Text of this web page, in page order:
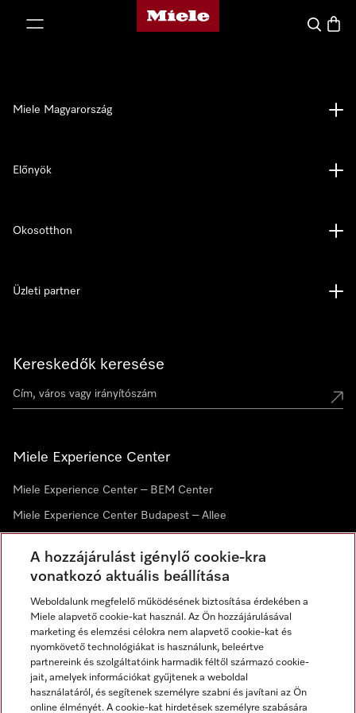
Miele honlapja
Kereses
Kereskedők keresése
Miele Experience Center
Miele Experience Center – BEM Center
Miele Experience Center Budapest – Allee
Hírlevél
Miele Magyarország
Előnyök
Okosotthon
Üzleti partner
A hozzájárulást igénylő cookie-kra
vonatkozó aktuális beállítása
Weboldalunk megfelelő működésének biztosítása érdekében a
Miele alapvető cookie-kat használ. Az Ön hozzájárulásával
marketing és elemzési célokra nem alapvető cookie-kat és
nyomkövető technológiákat is használunk, beleértve
partnereink és szolgáltatóink harmadik féltől származó cookie-
jait, amelyek információkat gyűjtenek a weboldal
használatáról, és segítenek személyre szabni és javítani az Ön
online élményét. A cookie-kat hirdetések személyre szabására